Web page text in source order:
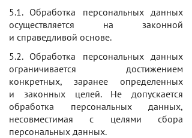
5.1. Обработка персональных данных
осуществляется на законной
и справедливой основе.
5.2. Обработка персональных данных
ограничивается достижением
конкретных, заранее определенных
и законных целей. Не допускается
обработка персональных данных,
несовместимая с целями сбора
персональных данных.